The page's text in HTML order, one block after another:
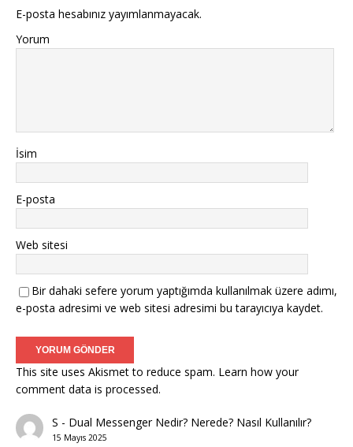
E-posta hesabınız yayımlanmayacak.
Yorum
İsim
E-posta
Web sitesi
Bir dahaki sefere yorum yaptığımda kullanılmak üzere adımı,
e-posta adresimi ve web sitesi adresimi bu tarayıcıya kaydet.
This site uses Akismet to reduce spam. Learn how your
comment data is processed.
S - Dual Messenger Nedir? Nerede? Nasıl Kullanılır?
15 Mayıs 2025